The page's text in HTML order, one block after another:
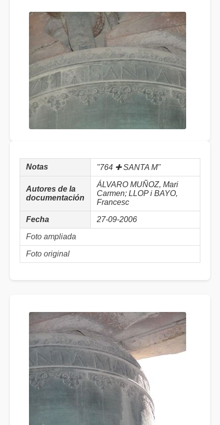
Notas "764 ✚ SANTA M"
Autores de la
documentación
ÁLVARO MUÑOZ, Mari
Carmen; LLOP i BAYO,
Francesc
Fecha 27-09-2006
Foto ampliada
Foto original